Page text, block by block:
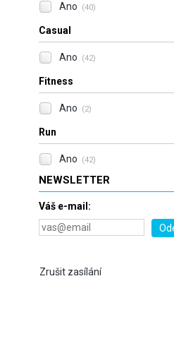
Ano (40)
Casual
Ano (42)
Fitness
Ano (2)
Run
Ano (42)
NEWSLETTER
Váš e-mail:
Zrušit zasílání